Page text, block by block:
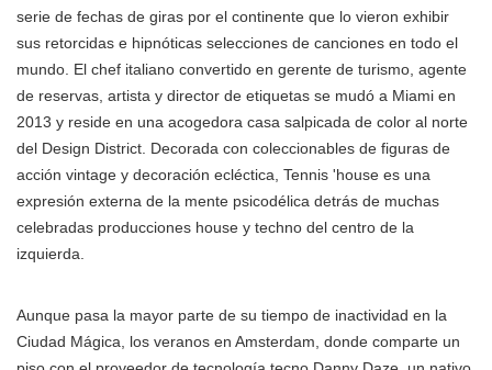
serie de fechas de giras por el continente que lo vieron exhibir
sus retorcidas e hipnóticas selecciones de canciones en todo el
mundo. El chef italiano convertido en gerente de turismo, agente
de reservas, artista y director de etiquetas se mudó a Miami en
2013 y reside en una acogedora casa salpicada de color al norte
del Design District. Decorada con coleccionables de figuras de
acción vintage y decoración ecléctica, Tennis 'house es una
expresión externa de la mente psicodélica detrás de muchas
celebradas producciones house y techno del centro de la
izquierda.
Aunque pasa la mayor parte de su tiempo de inactividad en la
Ciudad Mágica, los veranos en Amsterdam, donde comparte un